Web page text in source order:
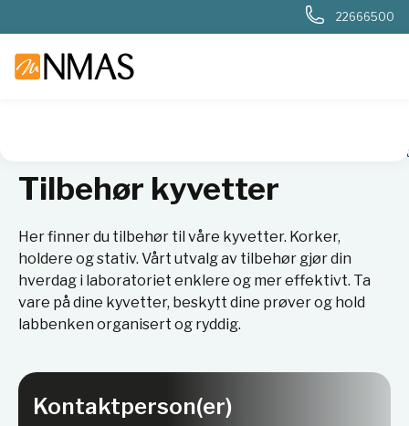
22666500
Tilbehør kyvetter
Her finner du tilbehør til våre kyvetter. Korker,
holdere og stativ. Vårt utvalg av tilbehør gjør din
hverdag i laboratoriet enklere og mer effektivt. Ta
vare på dine kyvetter, beskytt dine prøver og hold
labbenken organisert og ryddig.
Kontaktperson(er)